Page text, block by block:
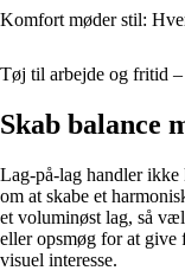
Komfort møder stil:
Tøj til arbejde og fritid
Skab balance
Lag-på-lag handler ikke
om at skabe et
et voluminøst lag, så
eller opsmøg for at give
visuel interesse.